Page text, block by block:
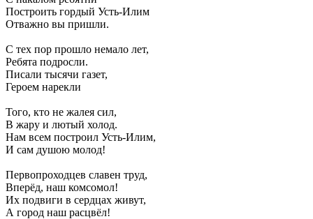
Построить гордый Усть-Илим
Отважно вы пришли.
С тех пор прошло немало лет,
Ребята подросли.
Писали тысячи газет,
Героем нарекли
Того, кто не жалея сил,
В жару и лютый холод.
Нам всем построил Усть-Илим,
И сам душою молод!
Первопроходцев славен труд,
Вперёд, наш комсомол!
Их подвиги в сердцах живут,
А город наш расцвёл!